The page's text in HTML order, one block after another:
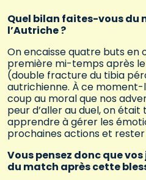
Quel bilan faites-vous du
l’Autriche ?
On encaisse quatre buts en
première mi-temps après
(double fracture du tibia
autrichienne. À ce moment-
coup au moral que nos
peur d’aller au duel, on était
apprendre à gérer les
prochaines actions et
Vous pensez donc que
du match après cette